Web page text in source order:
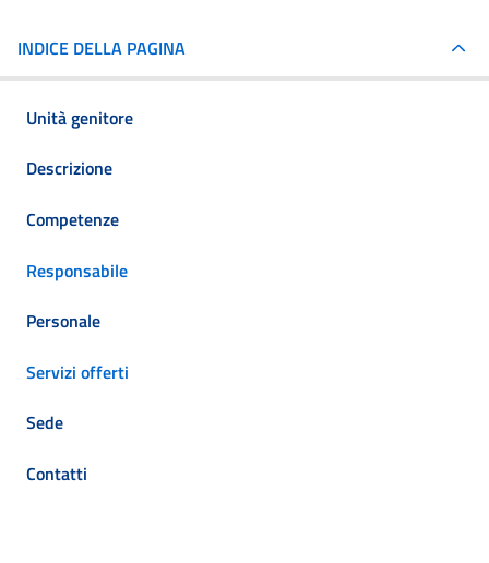
INDICE DELLA PAGINA
Unità genitore
Descrizione
Competenze
Responsabile
Personale
Servizi offerti
Sede
Contatti